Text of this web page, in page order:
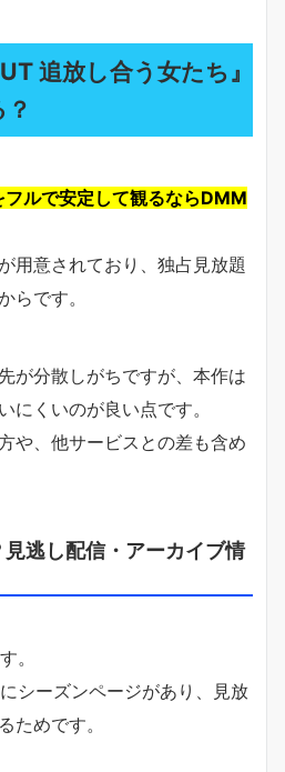
追放し合う女たち』
フルで安定して観るならDMM
用意されており、独占見放題
らです。
が分散しがちですが、本作は
にくいのが良い点です。
や、他サービスとの差も含め
逃し配信・アーカイブ情
。
シーズンページがあり、見放
ためです。